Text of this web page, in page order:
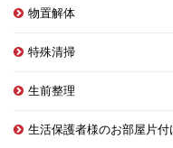
物置解体
特殊清掃
生前整理
生活保護者様のお部屋片付